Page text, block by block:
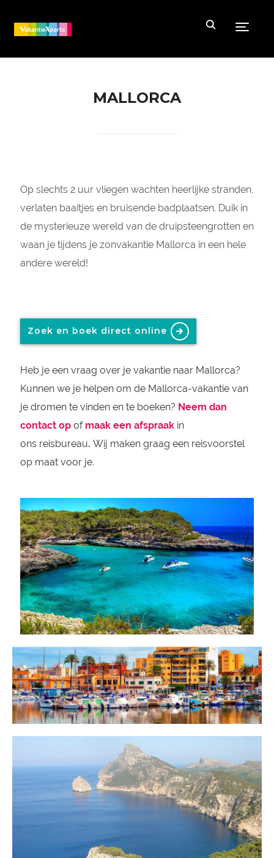
MALLORCA
Op slechts 2 uur vliegen wachten heerlijke stranden,
verlaten baaitjes en bruisende badplaatsen. Duik in
de mysterieuze wereld van de druipsteengrotten en
waan je tijdens je zonvakantie Mallorca in een hele
andere wereld!
Zoek en boek direct online
Heb je een vraag over je vakantie naar Mallorca?
Kunnen we je helpen om de Mallorca-vakantie van
je dromen te vinden en te boeken? Neem dan
contact opof maak een afspraakin
ons reisbureau. Wij maken graag een reisvoorstel
op maat voor je.